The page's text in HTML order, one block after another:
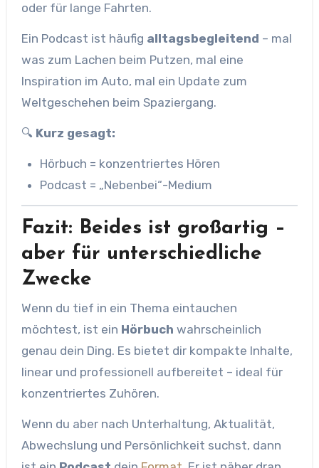
oder für lange Fahrten.
Ein Podcast ist häufig alltagsbegleitend – mal
was zum Lachen beim Putzen, mal eine
Inspiration im Auto, mal ein Update zum
Weltgeschehen beim Spaziergang.
🔍 Kurz gesagt:
Hörbuch = konzentriertes Hören
Podcast = „Nebenbei“-Medium
Fazit: Beides ist großartig –
aber für unterschiedliche
Zwecke
Wenn du tief in ein Thema eintauchen
möchtest, ist ein Hörbuch wahrscheinlich
genau dein Ding. Es bietet dir kompakte Inhalte,
linear und professionell aufbereitet – ideal für
konzentriertes Zuhören.
Wenn du aber nach Unterhaltung, Aktualität,
Abwechslung und Persönlichkeit suchst, dann